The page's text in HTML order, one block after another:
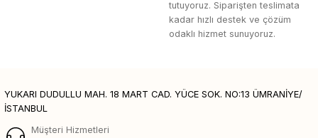
tutuyoruz. Siparişten teslimata
kadar hızlı destek ve çözüm
odaklı hizmet sunuyoruz.
YUKARI DUDULLU MAH. 18 MART CAD. YÜCE SOK. NO:13 ÜMRANİYE/
İSTANBUL
Müşteri Hizmetleri